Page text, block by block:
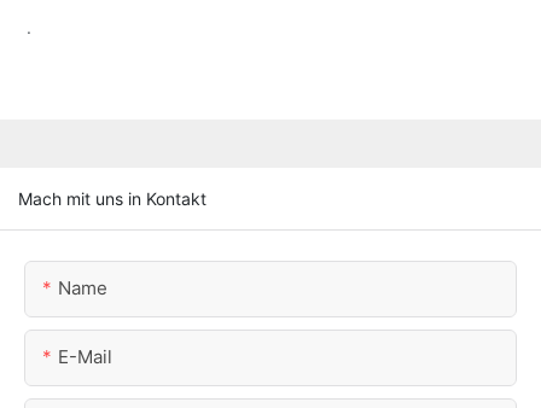
.
Mach mit uns in Kontakt
Name
E-Mail